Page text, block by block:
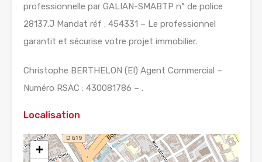
professionnelle par GALIAN-SMABTP n° de police
28137.J Mandat réf : 454331 – Le professionnel
garantit et sécurise votre projet immobilier.
Christophe BERTHELON (EI) Agent Commercial –
Numéro RSAC : 430081786 – .
Localisation
+